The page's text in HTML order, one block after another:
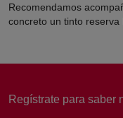
Recomendamos
concreto un tinto reserva
Regístrate para saber
¡Buenas